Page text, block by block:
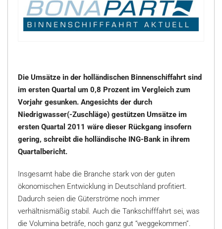
Die Umsätze in der holländischen Binnenschiffahrt sind
im ersten Quartal um 0,8 Prozent im Vergleich zum
Vorjahr gesunken. Angesichts der durch
Niedrigwasser(-Zuschläge) gestützen Umsätze im
ersten Quartal 2011 wäre dieser Rückgang insofern
gering, schreibt die holländische ING-Bank in ihrem
Quartalbericht.
Insgesamt habe die Branche stark von der guten
ökonomischen Entwicklung in Deutschland profitiert.
Dadurch seien die Güterströme noch immer
verhältnismäßig stabil. Auch die Tankschifffahrt sei, was
die Volumina beträfe, noch ganz gut “weggekommen”.